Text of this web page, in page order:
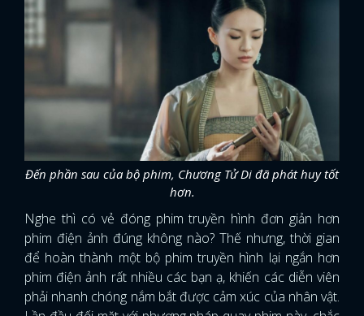
Đến phần sau của bộ phim, Chương Tử Di đã phát huy tốt
hơn.
Nghe thì có vẻ đóng phim truyền hình đơn giản hơn
phim điện ảnh đúng không nào? Thế nhưng, thời gian
để hoàn thành một bộ phim truyền hình lại ngắn hơn
phim điện ảnh rất nhiều các bạn ạ, khiến các diễn viên
phải nhanh chóng nắm bắt được cảm xúc của nhân vật.